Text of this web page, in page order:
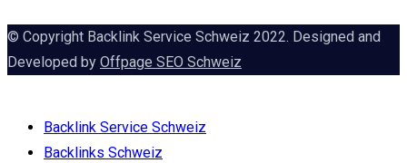
© Copyright Backlink Service Schweiz 2022. Designed and
Developed by Offpage SEO Schweiz
Backlink Service Schweiz
Backlinks Schweiz